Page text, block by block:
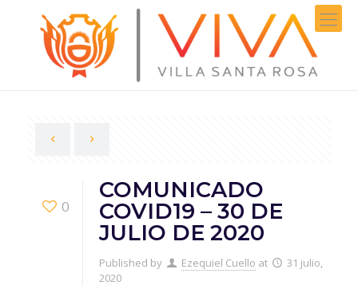
0
COMUNICADO
COVID19 – 30 DE
JULIO DE 2020
Published by Ezequiel Cuello at
31 julio,
2020